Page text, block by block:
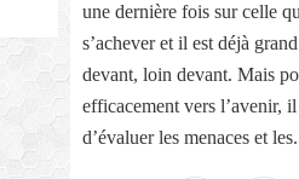
une dernière fois sur celle
s’achever et il est déjà
devant, loin devant. Mais
efficacement vers l’avenir, il
d’évaluer les menaces et